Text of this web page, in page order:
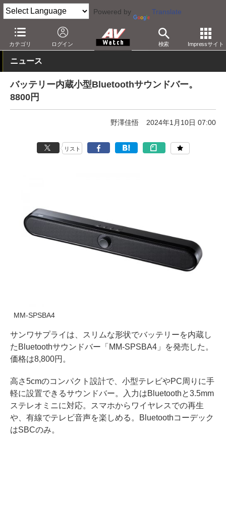
Powered by Translate
カテゴリ ログイン 検索 Impressサイト
AV Watch 製品 サウンドバー その他
ニュース
バッテリー内蔵小型Bluetoothサウンドバー。
8800円
野澤佳悟 2024年1月10日 07:00
リスト
MM-SPSBA4
サンワサプライは、スリムな形状でバッテリーを内蔵し
たBluetoothサウンドバー「MM-SPSBA4」を発売した。
価格は8,800円。
高さ5cmのコンパクト設計で、小型テレビやPC周りに手
軽に設置できるサウンドバー。入力はBluetoothと3.5mm
ステレオミニに対応。スマホからワイヤレスでの再生
や、有線でテレビ音声を楽しめる。Bluetoothコーデック
はSBCのみ。